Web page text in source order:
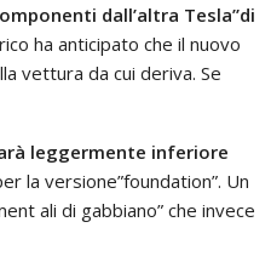
dall’altra Tesla”di
ha anticipato che il nuovo
vettura da cui deriva. Se
leggermente inferiore
la versione”foundation”. Un
ali di gabbiano” che invece